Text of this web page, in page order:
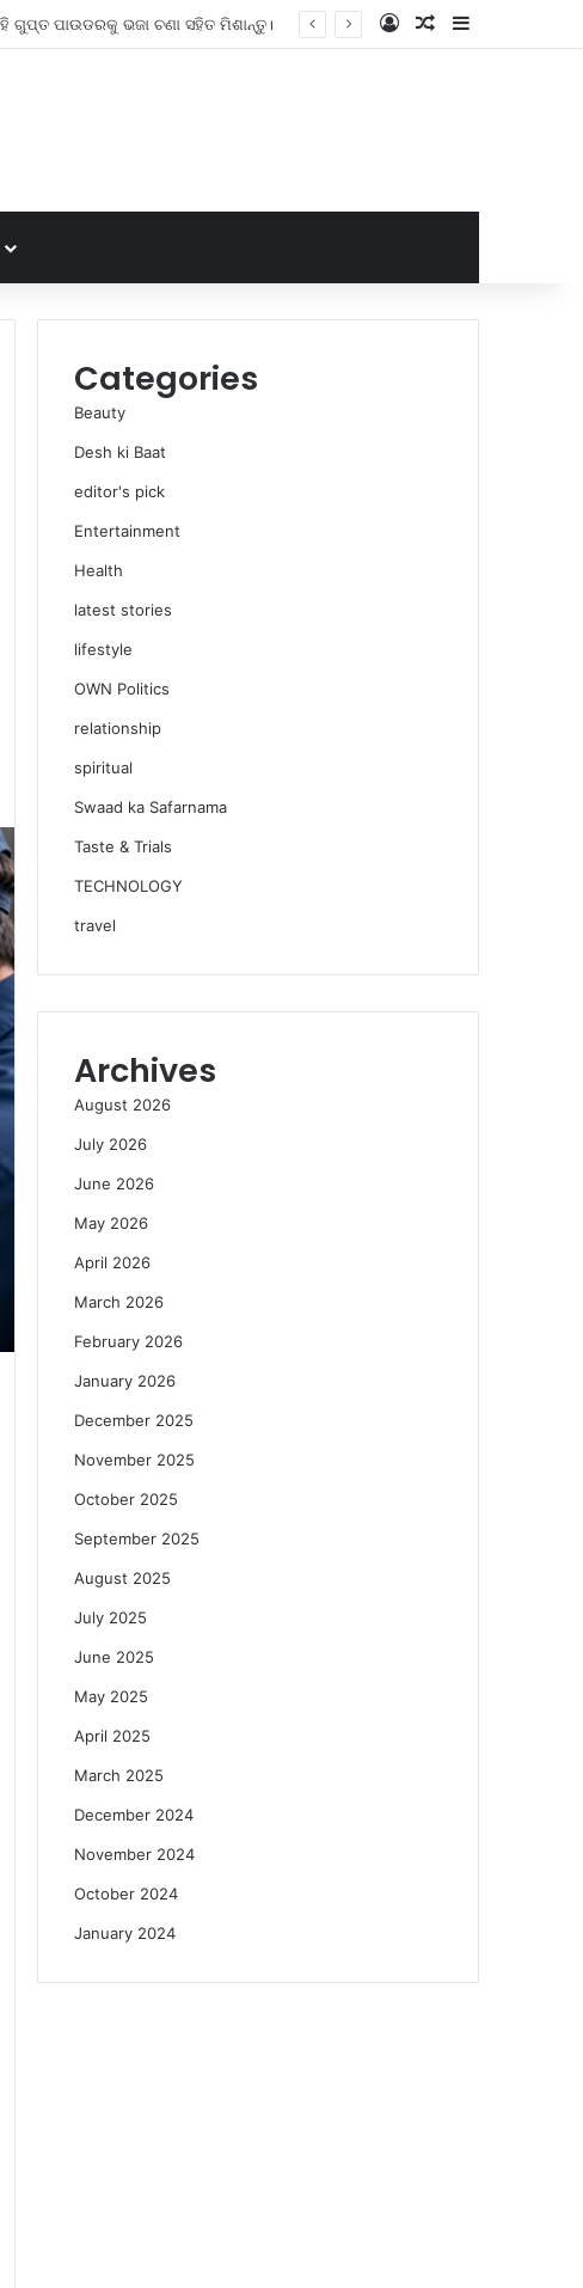
Log InRandom Article
Categories
Beauty
Desh ki Baat
editor's pick
Entertainment
Health
latest stories
lifestyle
OWN Politics
relationship
spiritual
Swaad ka Safarnama
Taste & Trials
TECHNOLOGY
travel
Archives
August 2026
July 2026
June 2026
May 2026
April 2026
March 2026
February 2026
January 2026
December 2025
November 2025
October 2025
September 2025
August 2025
July 2025
June 2025
May 2025
April 2025
March 2025
December 2024
November 2024
October 2024
January 2024